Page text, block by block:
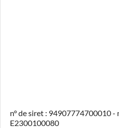
n° de siret : 94907774700010 -
E2300100080